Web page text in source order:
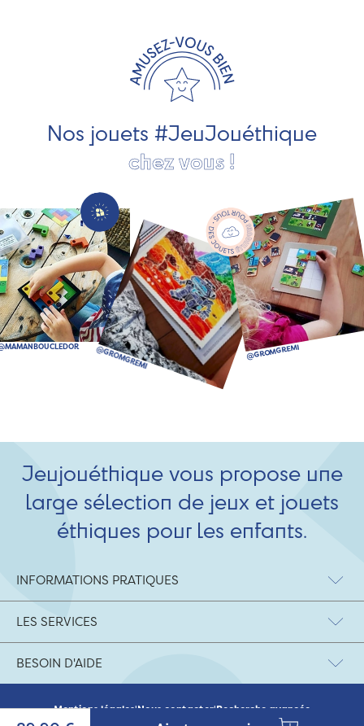
les jeux et jouets en bois de qualité et engagés dans le
développement durable. Ils nous fabriquent des jouets
pour les jeunes enfants, des jeux d'éveil, des jeux de
société, des jouets d'imitation, des jeux de plein air, ... et
Nos jouets #JeuJouéthique
chez vous !
Jeujouéthique vous propose une
large sélection de jeux et jouets
éthiques pour les enfants.
INFORMATIONS PRATIQUES
LES SERVICES
BESOIN D'AIDE
Mentions légales|Nous contacter|Recherche avancée
© 2026 Jeujouethique.com - création UX/UI :
Agence Hypersthène